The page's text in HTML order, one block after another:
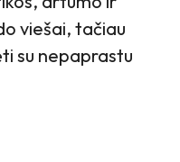
viešai, tačiau
su nepaprastu